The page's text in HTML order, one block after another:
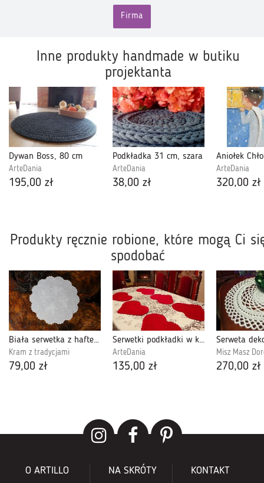
Firma
Inne produkty handmade w butiku
projektanta
Dywan Boss, 80 cm
ArteDania
195,00 zł
Podkładka 31 cm, szara
ArteDania
38,00 zł
ArteDania
320,00 zł
Produkty ręcznie robione, które mogą Ci
spodobać
Biała serwetka z haftem szamotulskim
Kram z tradycjami
79,00 zł
Serwetki podkładki w kształcie serca
ArteDania
135,00 zł
Misz Masz
270,00 zł
O ARTILLO NA SKRÓTY KONTAKT